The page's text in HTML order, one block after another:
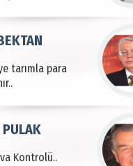
tarımla para
Kontrolü..
PULAK